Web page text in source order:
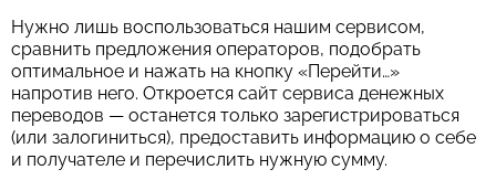
Нужно лишь воспользоваться нашим сервисом,
сравнить предложения операторов, подобрать
оптимальное и нажать на кнопку «Перейти…»
напротив него. Откроется сайт сервиса денежных
переводов — останется только зарегистрироваться
(или залогиниться), предоставить информацию о себе
и получателе и перечислить нужную сумму.